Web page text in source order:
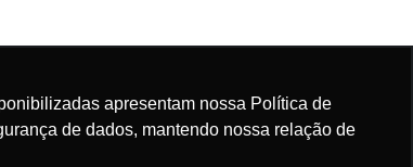
apresentam nossa Política de
de dados, mantendo nossa relação de